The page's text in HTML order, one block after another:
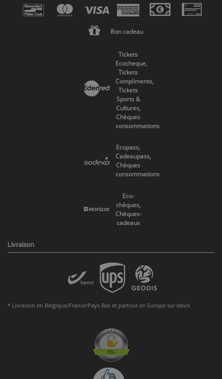
Bon cadeau
Tickets
Ecocheque,
Tickets
Compliments,
Tickets
Sports &
Cultures,
Chèques
consommations
Ecopass,
Cadeaupass,
Chèques
consommations
Eco-
chèques,
Chèques-
cadeaux
Livraison
* Livraison en Belgique/France/Pays-Bas et partout en Europe sur devis